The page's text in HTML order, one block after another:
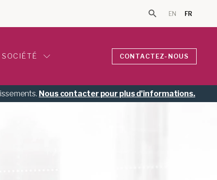
Search for:
Search Button
EN FR
SOCIÉTÉ CONTACTEZ-NOUS
Nous contacter pour plus d'informations.